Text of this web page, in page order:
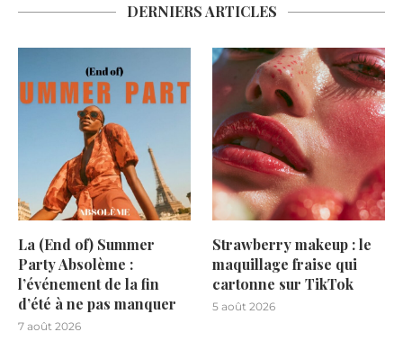
DERNIERS ARTICLES
La (End of) Summer
Party Absolème :
l’événement de la fin
d’été à ne pas manquer
7 août 2026
Strawberry makeup : le
maquillage fraise qui
cartonne sur TikTok
5 août 2026